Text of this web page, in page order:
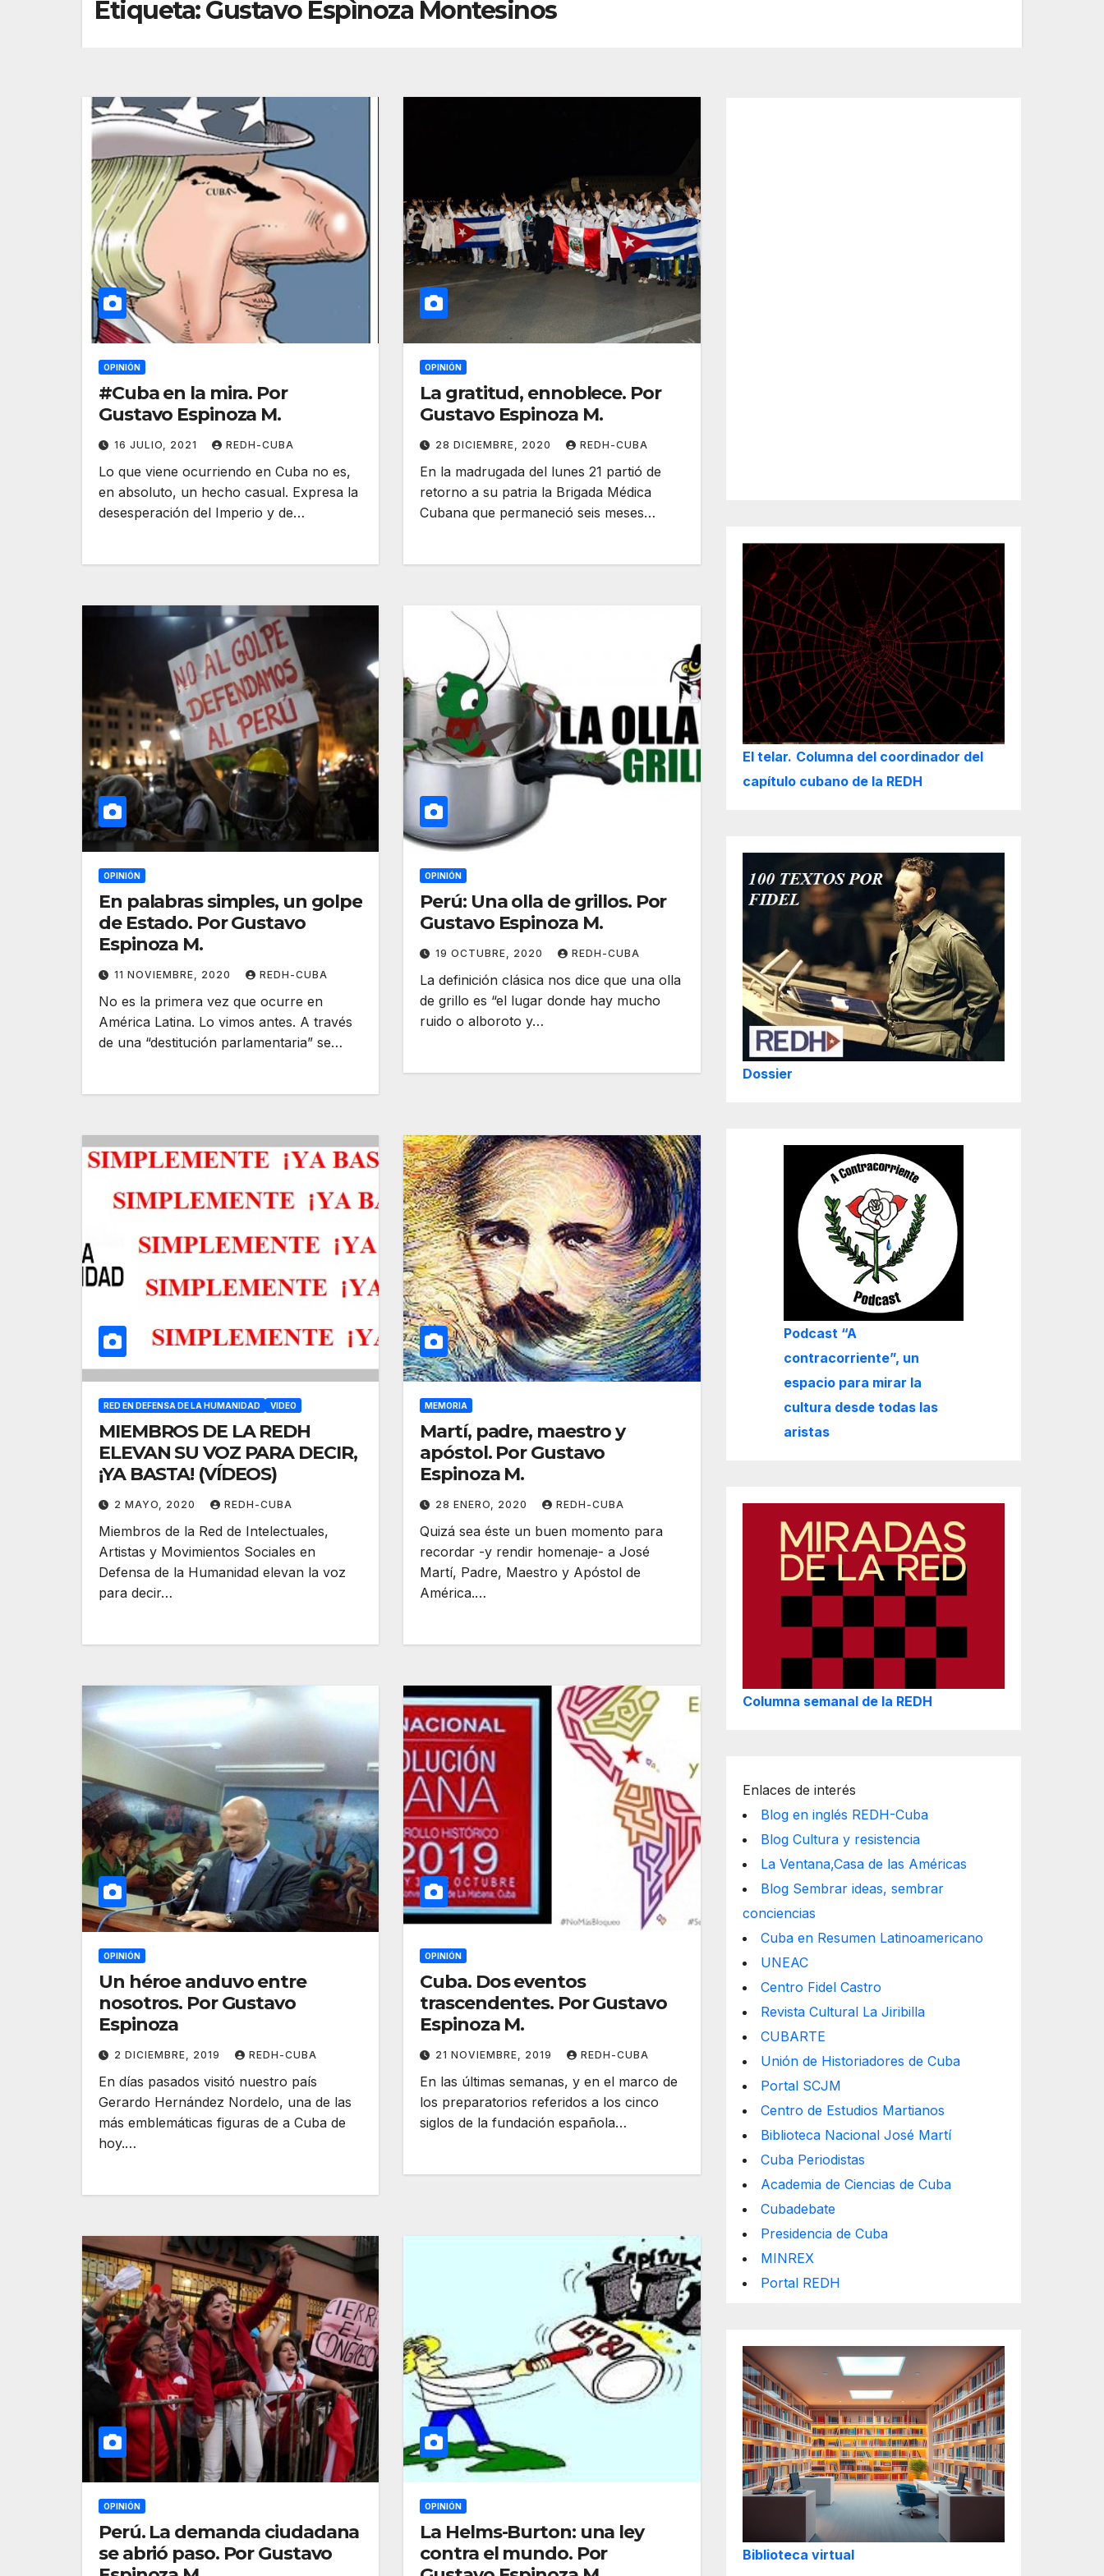
Etiqueta:Gustavo Espìnoza Montesinos
OPINIÓN
#Cuba en la mira. Por
Gustavo Espinoza M.
16 JULIO, 2021 REDH-CUBA
Lo que viene ocurriendo en Cuba no es,
en absoluto, un hecho casual. Expresa la
desesperación del Imperio y de…
OPINIÓN
La gratitud, ennoblece. Por
Gustavo Espinoza M.
28 DICIEMBRE, 2020 REDH-CUBA
En la madrugada del lunes 21 partió de
retorno a su patria la Brigada Médica
Cubana que permaneció seis meses…
OPINIÓN
En palabras simples, un golpe
de Estado. Por Gustavo
Espinoza M.
11 NOVIEMBRE, 2020 REDH-CUBA
No es la primera vez que ocurre en
América Latina. Lo vimos antes. A través
de una “destitución parlamentaria” se…
OPINIÓN
Perú: Una olla de grillos. Por
Gustavo Espinoza M.
19 OCTUBRE, 2020 REDH-CUBA
La definición clásica nos dice que una olla
de grillo es “el lugar donde hay mucho
ruido o alboroto y…
RED EN DEFENSA DE LA HUMANIDAD VIDEO
MIEMBROS DE LA REDH
ELEVAN SU VOZ PARA DECIR,
¡YA BASTA! (VÍDEOS)
2 MAYO, 2020 REDH-CUBA
Miembros de la Red de Intelectuales,
Artistas y Movimientos Sociales en
Defensa de la Humanidad elevan la voz
para decir…
MEMORIA
Martí, padre, maestro y
apóstol. Por Gustavo
Espinoza M.
28 ENERO, 2020 REDH-CUBA
Quizá sea éste un buen momento para
recordar -y rendir homenaje- a José
Martí, Padre, Maestro y Apóstol de
América.…
OPINIÓN
Un héroe anduvo entre
nosotros. Por Gustavo
Espinoza
2 DICIEMBRE, 2019 REDH-CUBA
En días pasados visitó nuestro país
Gerardo Hernández Nordelo, una de las
más emblemáticas figuras de a Cuba de
hoy.…
OPINIÓN
Cuba. Dos eventos
trascendentes. Por Gustavo
Espinoza M.
21 NOVIEMBRE, 2019 REDH-CUBA
En las últimas semanas, y en el marco de
los preparatorios referidos a los cinco
siglos de la fundación española…
OPINIÓN
Perú. La demanda ciudadana
se abrió paso. Por Gustavo
OPINIÓN
La Helms-Burton: una ley
contra el mundo. Por
El telar. Columna del coordinador del
capítulo cubano de la REDH
Dossier
Podcast “A
contracorriente”, un
espacio para mirar la
cultura desde todas las
aristas
Columna semanal de la REDH
Enlaces de interés
Blog en inglés REDH-Cuba
Blog Cultura y resistencia
La Ventana,Casa de las Américas
Blog Sembrar ideas, sembrar
conciencias
Cuba en Resumen Latinoamericano
UNEAC
Centro Fidel Castro
Revista Cultural La Jiribilla
CUBARTE
Unión de Historiadores de Cuba
Portal SCJM
Centro de Estudios Martianos
Biblioteca Nacional José Martí
Cuba Periodistas
Academia de Ciencias de Cuba
Cubadebate
Presidencia de Cuba
MINREX
Portal REDH
Biblioteca virtual